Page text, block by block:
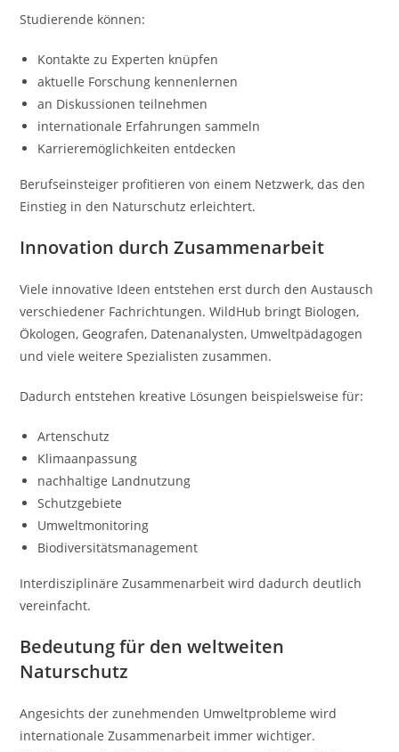
Studierende können:
Kontakte zu Experten knüpfen
aktuelle Forschung kennenlernen
an Diskussionen teilnehmen
internationale Erfahrungen sammeln
Karrieremöglichkeiten entdecken
Berufseinsteiger profitieren von einem Netzwerk, das den
Einstieg in den Naturschutz erleichtert.
Innovation durch Zusammenarbeit
Viele innovative Ideen entstehen erst durch den Austausch
verschiedener Fachrichtungen. WildHub bringt Biologen,
Ökologen, Geografen, Datenanalysten, Umweltpädagogen
und viele weitere Spezialisten zusammen.
Dadurch entstehen kreative Lösungen beispielsweise für:
Artenschutz
Klimaanpassung
nachhaltige Landnutzung
Schutzgebiete
Umweltmonitoring
Biodiversitätsmanagement
Interdisziplinäre Zusammenarbeit wird dadurch deutlich
vereinfacht.
Bedeutung für den weltweiten
Naturschutz
Angesichts der zunehmenden Umweltprobleme wird
internationale Zusammenarbeit immer wichtiger.